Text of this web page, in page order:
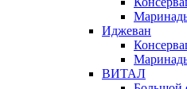
Иджеван
ВИТАЛ